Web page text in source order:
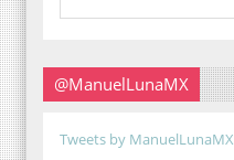
@ManuelLunaMX
Tweets by ManuelLunaMX